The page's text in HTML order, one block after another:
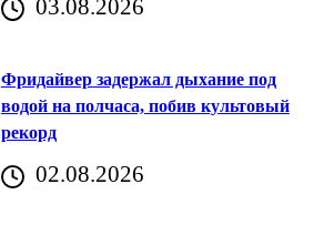
03.08.2026
Фридайвер задержал дыхание под
водой на полчаса, побив культовый
рекорд
02.08.2026